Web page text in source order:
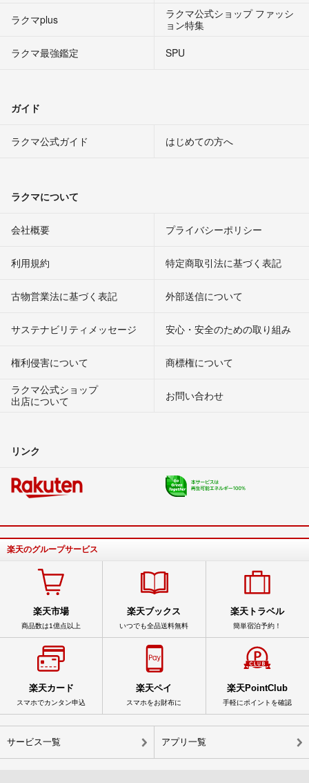
ラクマplus
ラクマ公式ショップ ファッシ
ョン特集
ラクマ最強鑑定
SPU
ガイド
ラクマ公式ガイド はじめての方へ
ラクマについて
会社概要 プライバシーポリシー
利用規約 特定商取引法に基づく表記
古物営業法に基づく表記 外部送信について
サステナビリティメッセージ 安心・安全のための取り組み
権利侵害について
商標権について
ラクマ公式ショップ
出店について
お問い合わせ
リンク
楽天のグループサービス
楽天市場
商品数は1億点以上
楽天ブックス
いつでも全品送料無料
楽天トラベル
簡単宿泊予約！
楽天カード
スマホでカンタン申込
楽天ペイ
スマホをお財布に
楽天PointClub
手軽にポイントを確認
サービス一覧 アプリ一覧